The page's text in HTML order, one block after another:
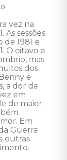
vez na
As sessões
1981 e
O oitavo e
mas
dos
e
a dor da
em
de maior
Em
Guerra
outras